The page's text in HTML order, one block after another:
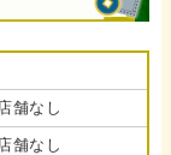
舗なし
舗なし